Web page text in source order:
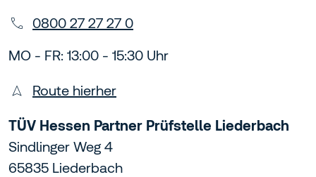
0800 27 27 27 0
MO - FR: 13:00 - 15:30 Uhr
Route hierher
TÜV Hessen Partner Prüfstelle Liederbach
Sindlinger Weg 4
65835 Liederbach